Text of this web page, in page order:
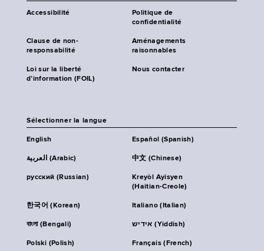
Accessibilité
Politique de
confidentialité
Clause de non-
responsabilité
Aménagements
raisonnables
Loi sur la liberté
d’information (FOIL)
Nous contacter
Sélectionner la langue
English Español (Spanish)
العربية (Arabic) 中文 (Chinese)
русский (Russian)
Kreyòl Ayisyen
(Haitian-Creole)
한국어 (Korean) Italiano (Italian)
বাংলা (Bengali) אידיש (Yiddish)
Polski (Polish) Français (French)